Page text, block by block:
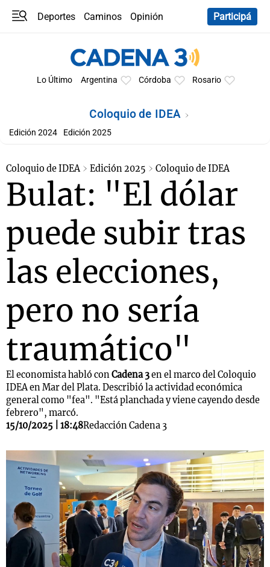
Deportes Caminos
Opinión
Participá
Lo Último Argentina Córdoba Rosario
Coloquio de IDEA
Edición 2024 Edición 2025
Coloquio de IDEA Edición 2025 Coloquio de IDEA
Bulat: "El dólar
puede subir tras
las elecciones,
pero no sería
traumático"
El economista habló conCadena 3en el marco del Coloquio
IDEA en Mar del Plata. Describió la actividad económica
general como "fea". "Está planchada y viene cayendo desde
febrero", marcó.
15/10/2025 | 18:48Redacción Cadena 3